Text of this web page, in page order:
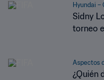
Hyundai –
2026™
Sidny
torneo
Aspectos
¿Quién